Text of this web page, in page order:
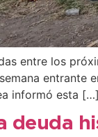
entre los
entrante
informó esta […]
deuda